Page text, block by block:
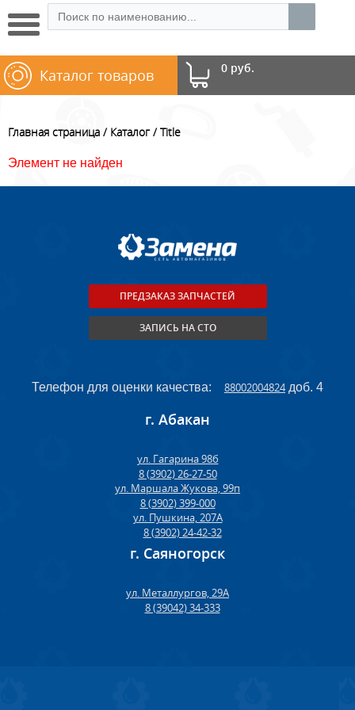
0 руб.
Каталог товаров
Главная страница Каталог Title
Элемент не найден
ПРЕДЗАКАЗ ЗАПЧАСТЕЙ
ЗАПИСЬ НА СТО
Телефон для оценки качества: 88002004824доб. 4
г. Абакан
ул. Гагарина 98б
8 (3902) 26-27-50
ул. Маршала Жукова, 99п
8 (3902) 399-000
ул. Пушкина, 207А
8 (3902) 24-42-32
г. Саяногорск
ул. Металлургов, 29А
8 (39042) 34-333